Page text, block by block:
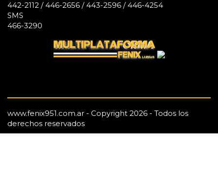
442-2112 / 446-2656 / 443-2596 / 446-4254
SMS
466-3290
www.fenix951.com.ar - Copyright 2026 - Todos los
derechos reservados